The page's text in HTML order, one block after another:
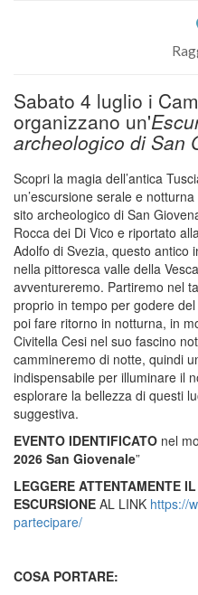
Sabato 4 luglio i
organizzano un'
archeologico di San
Scopri la magia dell’antica
un’escursione serale e
sito archeologico di San
Rocca dei Di Vico e riportato
Adolfo di Svezia, questo antico
nella pittoresca valle della
avventureremo. Partiremo nel
proprio in tempo per godere
poi fare ritorno in notturna, in
Civitella Cesi nel suo fascino
cammineremo di notte, quindi
indispensabile per illuminare il
esplorare la bellezza di questi
suggestiva.
EVENTO IDENTIFICATO nel
2026 San Giovenale”
LEGGERE ATTENTAMENTE
ESCURSIONE AL LINK https://
partecipare/
COSA PORTARE: